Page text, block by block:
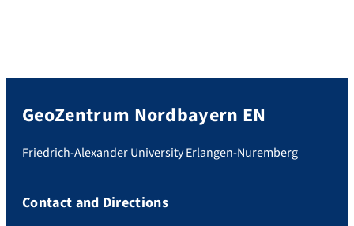
GeoZentrum Nordbayern EN
Friedrich-Alexander University Erlangen-Nuremberg
Contact and Directions